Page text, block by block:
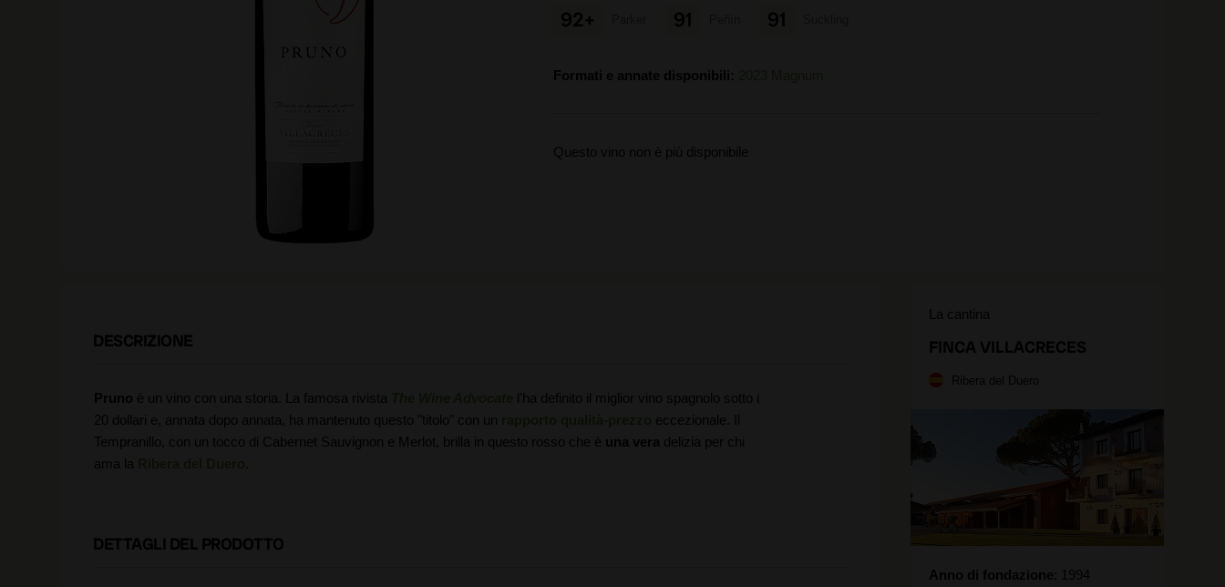
92+ 91 91
Formati e annate disponibili:
Questo vino non è più disponibile
DESCRIZIONE
Pruno è un vino con una storia. La famosa rivista
l'ha definito il miglior vino spagnolo sotto i
20 dollari e, annata dopo annata, ha mantenuto questo "titolo" con un
eccezionale. Il
Tempranillo, con un tocco di Cabernet Sauvignon e Merlot, brilla in questo rosso che è una vera delizia per chi
ama la
DETTAGLI DEL PRODOTTO
La cantina
FINCA VILLACRECES
Ribera del Duero
Anno di fondazione
1994